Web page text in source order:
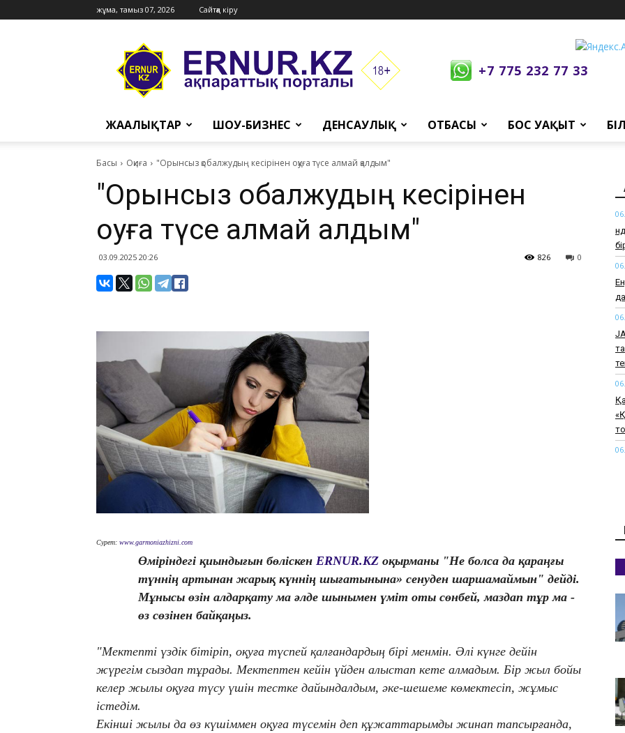
жұма, тамыз 07, 2026 Сайтқа кіру
Ernur
Press
+7 775 232 77 33
ЖАҢАЛЫҚТАР ШОУ-БИЗНЕС ДЕНСАУЛЫҚ ОТБАСЫ БОС УАҚЫТ
Басы Оқиға "Орынсыз қобалжудың кесірінен оқуға түсе алмай қалдым"
"Орынсыз қобалжудың кесірінен
оқуға түсе алмай қалдым"
03.09.2025 20:26 0
826
Сурет: www.garmoniazhizni.com
Өміріндегі қиындығын бөліскен ERNUR.KZ оқырманы "Не болса да қараңғы
түннің артынан жарық күннің шығатынына» сенуден шаршамаймын" дейді.
Мұнысы өзін алдарқату ма әлде шынымен үміт оты сөнбей, маздап тұр ма -
өз сөзінен байқаңыз.
"Мектепті үздік бітіріп, оқуға түспей қалғандардың бірі менмін. Әлі күнге дейін
жүрегім сыздап тұрады. Мектептен кейін үйден алыстап кете алмадым. Бір жыл бойы
келер жылы оқуға түсу үшін тестке дайындалдым, әке-шешеме көмектесіп, жұмыс
істедім.
Екінші жылы да өз күшіммен оқуға түсемін деп құжаттарымды жинап тапсырғанда,